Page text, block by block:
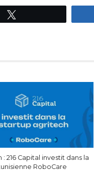
: 216 Capital investit dans la
RoboCare